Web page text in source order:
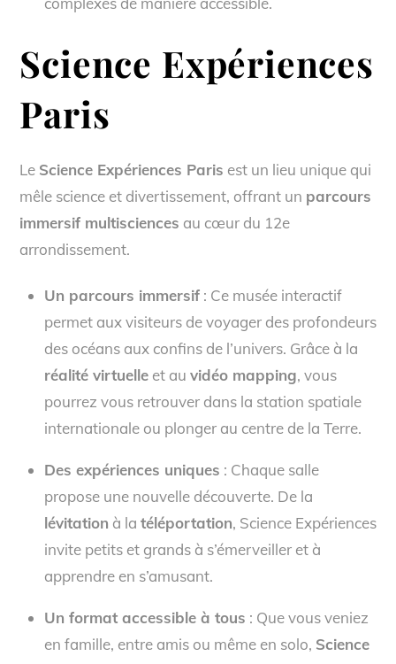
Science Expériences
Paris
Le Science Expériences Paris est un lieu unique qui
mêle science et divertissement, offrant un parcours
immersif multisciences au cœur du 12e
arrondissement.
Un parcours immersif: Ce musée interactif
permet aux visiteurs de voyager des profondeurs
des océans aux confins de l’univers. Grâce à la
réalité virtuelleet au vidéo mapping, vous
pourrez vous retrouver dans la station spatiale
internationale ou plonger au centre de la Terre.
Des expériences uniques : Chaque salle
propose une nouvelle découverte. De la
lévitation à la téléportation, Science Expériences
invite petits et grands à s’émerveiller et à
apprendre en s’amusant.
Un format accessible à tous : Que vous veniez
en famille, entre amis ou même en solo, Science